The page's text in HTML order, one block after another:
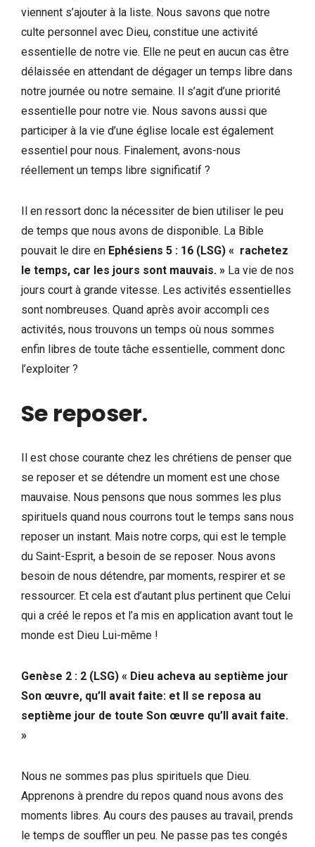
viennent s’ajouter à la liste. Nous savons que notre
culte personnel avec Dieu, constitue une activité
essentielle de notre vie. Elle ne peut en aucun cas être
délaissée en attendant de dégager un temps libre dans
notre journée ou notre semaine. Il s’agit d’une priorité
essentielle pour notre vie. Nous savons aussi que
participer à la vie d’une église locale est également
essentiel pour nous. Finalement, avons-nous
réellement un temps libre significatif ?
Il en ressort donc la nécessiter de bien utiliser le peu
de temps que nous avons de disponible. La Bible
pouvait le dire en Ephésiens 5 : 16 (LSG) « rachetez
le temps, car les jours sont mauvais. » La vie de nos
jours court à grande vitesse. Les activités essentielles
sont nombreuses. Quand après avoir accompli ces
activités, nous trouvons un temps où nous sommes
enfin libres de toute tâche essentielle, comment donc
l’exploiter ?
Se reposer.
Il est chose courante chez les chrétiens de penser que
se reposer et se détendre un moment est une chose
mauvaise. Nous pensons que nous sommes les plus
spirituels quand nous courrons tout le temps sans nous
reposer un instant. Mais notre corps, qui est le temple
du Saint-Esprit, a besoin de se reposer. Nous avons
besoin de nous détendre, par moments, respirer et se
ressourcer. Et cela est d’autant plus pertinent que Celui
qui a créé le repos et l’a mis en application avant tout le
monde est Dieu Lui-même !
Genèse 2 : 2 (LSG) « Dieu acheva au septième jour
Son œuvre, qu’Il avait faite: et Il se reposa au
septième jour de toute Son œuvre qu’Il avait faite.
»
Nous ne sommes pas plus spirituels que Dieu.
Apprenons à prendre du repos quand nous avons des
moments libres. Au cours des pauses au travail, prends
le temps de souffler un peu. Ne passe pas tes congés